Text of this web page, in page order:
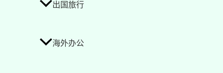
出国旅行
海外办公